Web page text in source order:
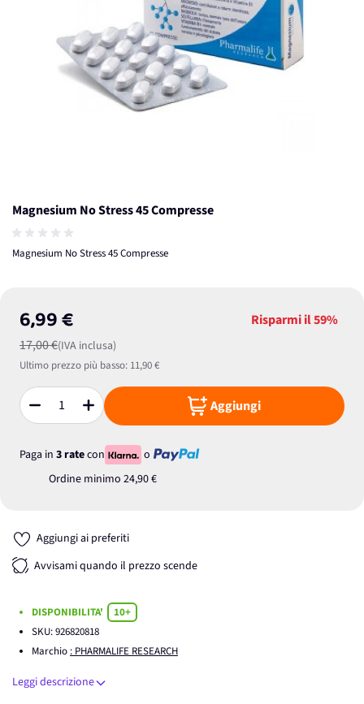
Magnesium No Stress 45 Compresse
Magnesium No Stress 45 Compresse
6,99 €
17,00 €(IVA inclusa)
Risparmi il59%
Ultimo prezzo più basso: 11,90 €
Quantità Aggiungi
Paga in 3 ratecon
o
Ordine minimo 24,90 €
Aggiungi ai preferiti
Avvisami quando il prezzo scende
DISPONIBILITA'
10+
SKU:926820818
Marchio : PHARMALIFE RESEARCH
Leggi descrizione